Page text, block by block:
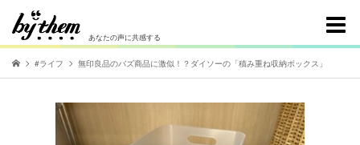
あなたの声に共感する
#ライフ 無印良品のバズ商品に激似！？ダイソーの「積み重ね収納ボックス」